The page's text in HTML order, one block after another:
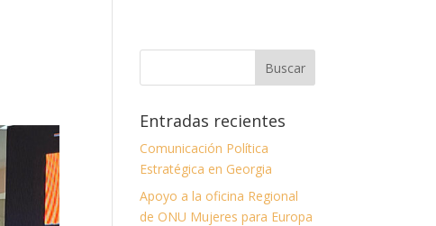
Entradas recientes
Comunicación Política
Estratégica en Georgia
Apoyo a la oficina Regional
de ONU Mujeres para Europa